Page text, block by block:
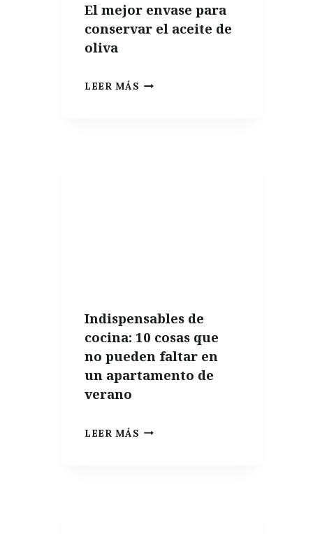
El mejor envase para
conservar el aceite de
oliva
LEER MÁS EL
Indispensables de
cocina: 10 cosas que
no pueden faltar en
un apartamento de
verano
LEER MÁS INDISPENSABLES